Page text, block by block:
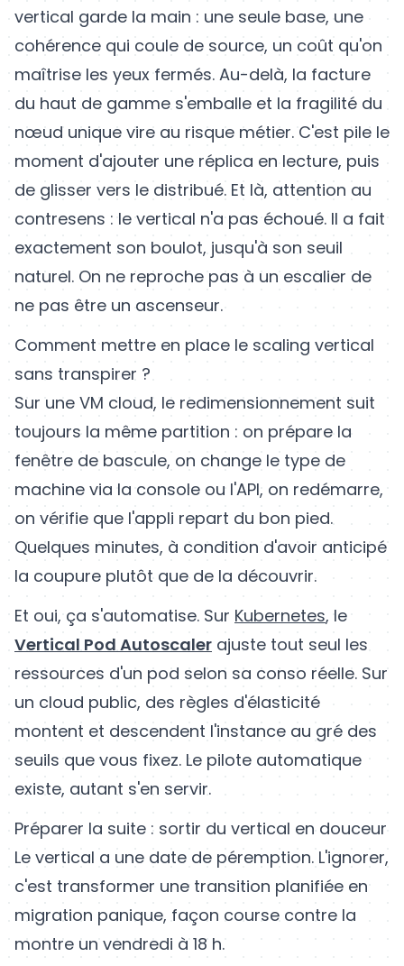
vertical garde la main : une seule base, une
cohérence qui coule de source, un coût qu'on
maîtrise les yeux fermés. Au-delà, la facture
du haut de gamme s'emballe et la fragilité du
nœud unique vire au risque métier. C'est pile le
moment d'ajouter une réplica en lecture, puis
de glisser vers le distribué. Et là, attention au
contresens : le vertical n'a pas échoué. Il a fait
exactement son boulot, jusqu'à son seuil
naturel. On ne reproche pas à un escalier de
ne pas être un ascenseur.
Comment mettre en place le scaling vertical
sans transpirer ?
Sur une VM cloud, le redimensionnement suit
toujours la même partition : on prépare la
fenêtre de bascule, on change le type de
machine via la console ou l'API, on redémarre,
on vérifie que l'appli repart du bon pied.
Quelques minutes, à condition d'avoir anticipé
la coupure plutôt que de la découvrir.
Et oui, ça s'automatise. Sur Kubernetes, le
Vertical Pod Autoscaler ajuste tout seul les
ressources d'un pod selon sa conso réelle. Sur
un cloud public, des règles d'élasticité
montent et descendent l'instance au gré des
seuils que vous fixez. Le pilote automatique
existe, autant s'en servir.
Préparer la suite : sortir du vertical en douceur
Le vertical a une date de péremption. L'ignorer,
c'est transformer une transition planifiée en
migration panique, façon course contre la
montre un vendredi à 18 h.